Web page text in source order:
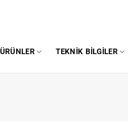
ÜRÜNLER TEKNIK BILGILER